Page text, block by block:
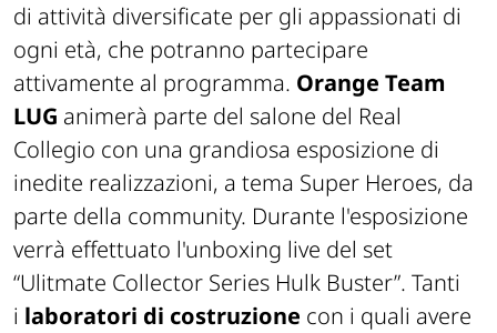
di attività diversificate per gli appassionati di
ogni età, che potranno partecipare
attivamente al programma. Orange Team
LUG animerà parte del salone del Real
Collegio con una grandiosa esposizione di
inedite realizzazioni, a tema Super Heroes, da
parte della community. Durante l'esposizione
verrà effettuato l'unboxing live del set
“Ulitmate Collector Series Hulk Buster”. Tanti
i laboratori di costruzione con i quali avere